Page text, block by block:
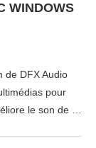
WINDOWS
de DFX Audio
pour
le son de …